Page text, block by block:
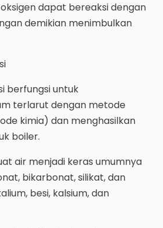
dapat bereaksi dengan
demikian menimbulkan
berfungsi untuk
terlarut dengan metode
kimia) dan menghasilkan
boiler.
air menjadi keras umumnya
bikarbonat, silikat, dan
besi, kalsium, dan